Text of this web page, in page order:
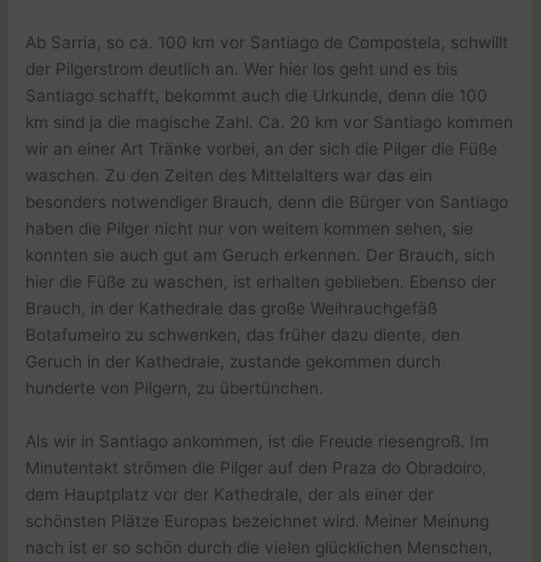
Ab Sarria, so ca. 100 km vor Santiago de Compostela, schwillt
der Pilgerstrom deutlich an. Wer hier los geht und es bis
Santiago schafft, bekommt auch die Urkunde, denn die 100
km sind ja die magische Zahl. Ca. 20 km vor Santiago kommen
wir an einer Art Tränke vorbei, an der sich die Pilger die Füße
waschen. Zu den Zeiten des Mittelalters war das ein
besonders notwendiger Brauch, denn die Bürger von Santiago
haben die Pilger nicht nur von weitem kommen sehen, sie
konnten sie auch gut am Geruch erkennen. Der Brauch, sich
hier die Füße zu waschen, ist erhalten geblieben. Ebenso der
Brauch, in der Kathedrale das große Weihrauchgefäß
Botafumeiro zu schwenken, das früher dazu diente, den
Geruch in der Kathedrale, zustande gekommen durch
hunderte von Pilgern, zu übertünchen.
Als wir in Santiago ankommen, ist die Freude riesengroß. Im
Minutentakt strömen die Pilger auf den Praza do Obradoiro,
dem Hauptplatz vor der Kathedrale, der als einer der
schönsten Plätze Europas bezeichnet wird. Meiner Meinung
nach ist er so schön durch die vielen glücklichen Menschen,